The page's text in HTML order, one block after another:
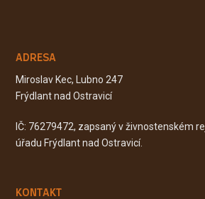
ADRESA
Miroslav Kec, Lubno 247
Frýdlant nad Ostravicí
IČ: 76279472, zapsaný v živnostenském
úřadu Frýdlant nad Ostravicí.
KONTAKT